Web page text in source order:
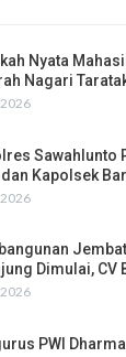
Nyata
Nagari
Sawahlunto
dan Kapolsek
Dimulai, CV
PWI